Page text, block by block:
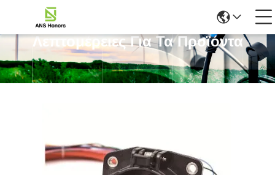
Λεπτομέρειες Για Τα Προϊόντα